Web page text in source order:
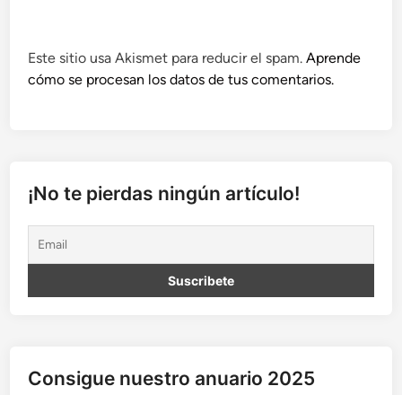
Este sitio usa Akismet para reducir el spam.Aprende
cómo se procesan los datos de tus comentarios.
¡No te pierdas ningún artículo!
Consigue nuestro anuario 2025